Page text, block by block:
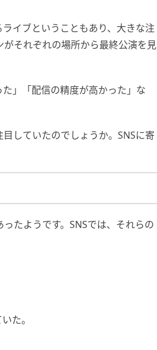
イブということもあり、大きな注
それぞれの場所から最終公演を見
」「配信の精度が高かった」な
していたのでしょうか。SNSに寄
たようです。SNSでは、それらの
た。